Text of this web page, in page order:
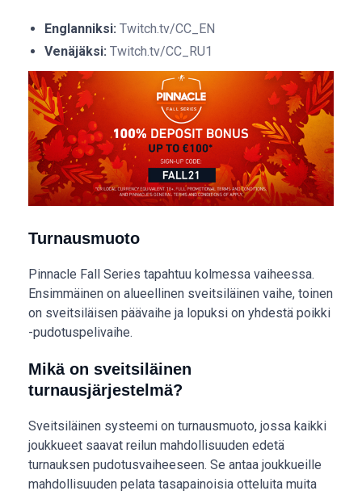
Englanniksi: Twitch.tv/CC_EN
Venäjäksi: Twitch.tv/CC_RU1
Turnausmuoto
Pinnacle Fall Series tapahtuu kolmessa vaiheessa.
Ensimmäinen on alueellinen sveitsiläinen vaihe, toinen
on sveitsiläisen päävaihe ja lopuksi on yhdestä poikki
-pudotuspelivaihe.
Mikä on sveitsiläinen
turnausjärjestelmä?
Sveitsiläinen systeemi on turnausmuoto, jossa kaikki
joukkueet saavat reilun mahdollisuuden edetä
turnauksen pudotusvaiheeseen. Se antaa joukkueille
mahdollisuuden pelata tasapainoisia otteluita muita